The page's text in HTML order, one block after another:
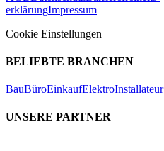
erklärungImpressum
Cookie Einstellungen
BELIEBTE BRANCHEN
BauBüroEinkaufElektroInstallateur
UNSERE PARTNER